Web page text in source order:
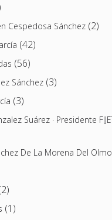
Cespedosa Sánchez(2)
(42)
(56)
Sánchez(3)
(3)
Suárez · Presidente
De La Morena Del Olmo
(1)